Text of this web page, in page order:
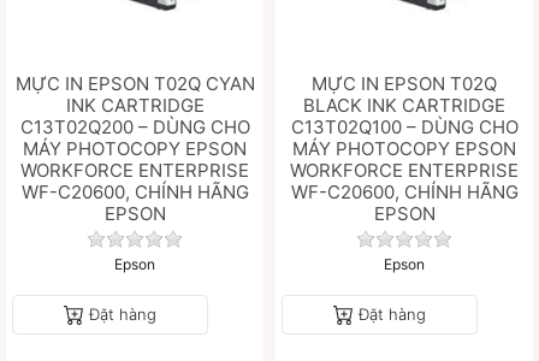
MỰC IN EPSON T02Q CYAN
INK CARTRIDGE
C13T02Q200 – DÙNG CHO
MÁY PHOTOCOPY EPSON
WORKFORCE ENTERPRISE
WF-C20600, CHÍNH HÃNG
EPSON
Chưa có đánh giá nào cho sản phẩm này.
Epson
Đặt hàng
MỰC IN EPSON T02Q
BLACK INK CARTRIDGE
C13T02Q100 – DÙNG CHO
MÁY PHOTOCOPY EPSON
WORKFORCE ENTERPRISE
WF-C20600, CHÍNH HÃNG
EPSON
Chưa có đánh
Epson
Đặt hàng